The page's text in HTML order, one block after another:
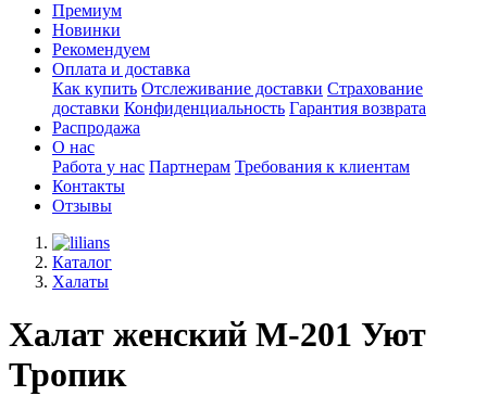
Премиум
Новинки
Рекомендуем
Оплата и доставка
Как купить Отслеживание доставки Страхование
доставки Конфиденциальность Гарантия возврата
Распродажа
О нас
Работа у нас Партнерам Требования к клиентам
Контакты
Отзывы
Каталог
Халаты
Халат женский М-201 Уют
Тропик